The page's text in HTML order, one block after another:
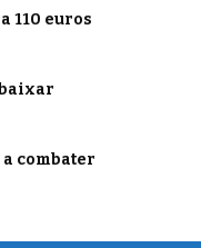
110 euros
combater